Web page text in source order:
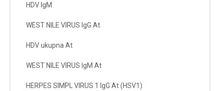
HDV IgM
WEST NILE VIRUS IgG At
HDV ukupna At
WEST NILE VIRUS IgM At
HERPES SIMPL VIRUS 1 IgG At (HSV1)